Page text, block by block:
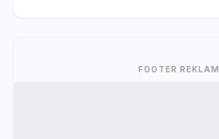
FOOTER REKLAM